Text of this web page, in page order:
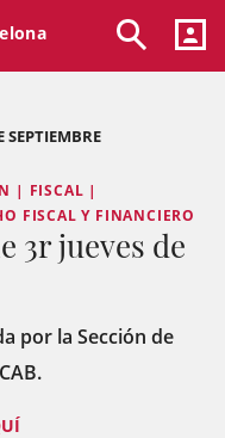
SEPTIEMBRE
| FISCAL |
FISCAL Y FINANCIERO
3r jueves de
por la Sección de